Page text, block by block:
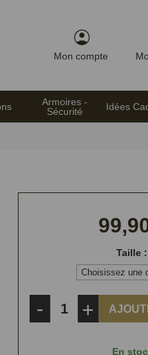
Mon compte
Armoires -
Sécurité
Idées
Taille :
- +
En